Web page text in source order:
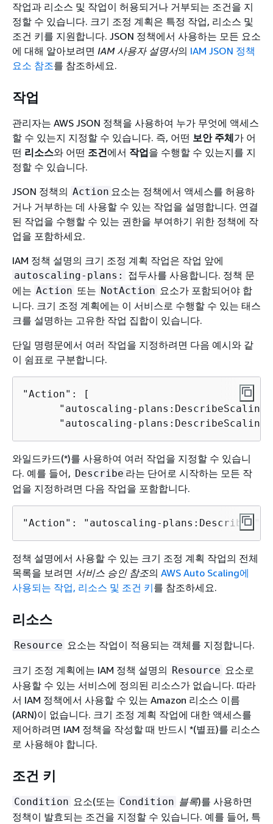
작업과 리소스 및 작업이 허용되거나 거부되는 조건을 지
정할 수 있습니다. 크기 조정 계획은 특정 작업, 리소스 및
조건 키를 지원합니다. JSON 정책에서 사용하는 모든 요소
에 대해 알아보려면 IAM 사용자 설명서의 IAM JSON 정책
요소 참조를 참조하세요.
작업
관리자는 AWS JSON 정책을 사용하여 누가 무엇에 액세스
할 수 있는지 지정할 수 있습니다. 즉, 어떤 보안 주체가 어
떤 리소스와 어떤 조건에서 작업을 수행할 수 있는지를 지
정할 수 있습니다.
JSON 정책의 Action 요소는 정책에서 액세스를 허용하
거나 거부하는 데 사용할 수 있는 작업을 설명합니다. 연결
된 작업을 수행할 수 있는 권한을 부여하기 위한 정책에 작
업을 포함하세요.
IAM 정책 설명의 크기 조정 계획 작업은 작업 앞에
autoscaling-plans:
접두사를 사용합니다. 정책 문
에는 Action 또는 NotAction 요소가 포함되어야 합
니다. 크기 조정 계획에는 이 서비스로 수행할 수 있는 태스
크를 설명하는 고유한 작업 집합이 있습니다.
단일 명령문에서 여러 작업을 지정하려면 다음 예시와 같
이 쉼표로 구분합니다.
"Action": [
"autoscaling-
"autoscaling-
와일드카드(*)를 사용하여 여러 작업을 지정할 수 있습니
다. 예를 들어, Describe 라는 단어로 시작하는 모든 작
업을 지정하려면 다음 작업을 포함합니다.
"Action": "autoscaling-plans:Describe*"
정책 설명에서 사용할 수 있는 크기 조정 계획 작업의 전체
목록을 보려면 서비스 승인 참조의 AWS Auto Scaling에
사용되는 작업, 리소스 및 조건 키를 참조하세요.
리소스
Resource 요소는 작업이 적용되는 객체를 지정합니다.
크기 조정 계획에는 IAM 정책 설명의 Resource 요소로
사용할 수 있는 서비스에 정의된 리소스가 없습니다. 따라
서 IAM 정책에서 사용할 수 있는 Amazon 리소스 이름
(ARN)이 없습니다. 크기 조정 계획 작업에 대한 액세스를
제어하려면 IAM 정책을 작성할 때 반드시 *(별표)를 리소스
로 사용해야 합니다.
조건 키
Condition 요소(또는 Condition 블록)를 사용하면
정책이 발효되는 조건을 지정할 수 있습니다. 예를 들어, 특